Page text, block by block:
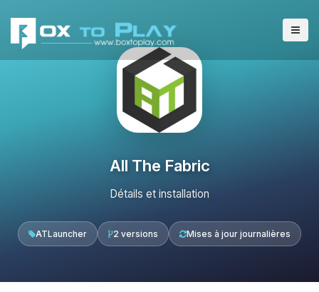
All The Fabric
Détails et installation
ATLauncher 2 versions Mises à jour journalières